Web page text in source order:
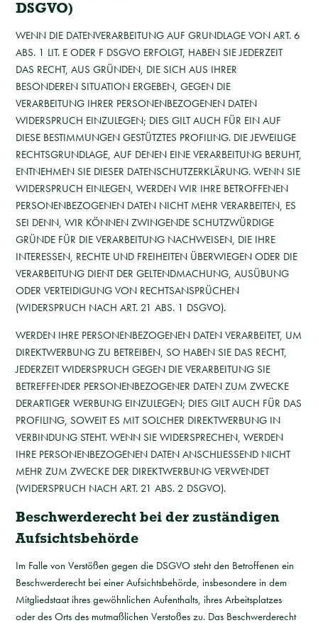
DSGVO)
WENN DIE DATENVERARBEITUNG AUF GRUNDLAGE VON ART. 6
ABS. 1 LIT. E ODER F DSGVO ERFOLGT, HABEN SIE JEDERZEIT
DAS RECHT, AUS GRÜNDEN, DIE SICH AUS IHRER
BESONDEREN SITUATION ERGEBEN, GEGEN DIE
VERARBEITUNG IHRER PERSONENBEZOGENEN DATEN
WIDERSPRUCH EINZULEGEN; DIES GILT AUCH FÜR EIN AUF
DIESE BESTIMMUNGEN GESTÜTZTES PROFILING. DIE JEWEILIGE
RECHTSGRUNDLAGE, AUF DENEN EINE VERARBEITUNG BERUHT,
ENTNEHMEN SIE DIESER DATENSCHUTZERKLÄRUNG. WENN SIE
WIDERSPRUCH EINLEGEN, WERDEN WIR IHRE BETROFFENEN
PERSONENBEZOGENEN DATEN NICHT MEHR VERARBEITEN, ES
SEI DENN, WIR KÖNNEN ZWINGENDE SCHUTZWÜRDIGE
GRÜNDE FÜR DIE VERARBEITUNG NACHWEISEN, DIE IHRE
INTERESSEN, RECHTE UND FREIHEITEN ÜBERWIEGEN ODER DIE
VERARBEITUNG DIENT DER GELTENDMACHUNG, AUSÜBUNG
ODER VERTEIDIGUNG VON RECHTSANSPRÜCHEN
(WIDERSPRUCH NACH ART. 21 ABS. 1 DSGVO).
WERDEN IHRE PERSONENBEZOGENEN DATEN VERARBEITET, UM
DIREKTWERBUNG ZU BETREIBEN, SO HABEN SIE DAS RECHT,
JEDERZEIT WIDERSPRUCH GEGEN DIE VERARBEITUNG SIE
BETREFFENDER PERSONENBEZOGENER DATEN ZUM ZWECKE
DERARTIGER WERBUNG EINZULEGEN; DIES GILT AUCH FÜR DAS
PROFILING, SOWEIT ES MIT SOLCHER DIREKTWERBUNG IN
VERBINDUNG STEHT. WENN SIE WIDERSPRECHEN, WERDEN
IHRE PERSONENBEZOGENEN DATEN ANSCHLIESSEND NICHT
MEHR ZUM ZWECKE DER DIREKTWERBUNG VERWENDET
(WIDERSPRUCH NACH ART. 21 ABS. 2 DSGVO).
Beschwerde­recht bei der zuständigen
Aufsichts­behörde
Im Falle von Verstößen gegen die DSGVO steht den Betroffenen ein
Beschwerderecht bei einer Aufsichtsbehörde, insbesondere in dem
Mitgliedstaat ihres gewöhnlichen Aufenthalts, ihres Arbeitsplatzes
oder des Orts des mutmaßlichen Verstoßes zu. Das Beschwerderecht